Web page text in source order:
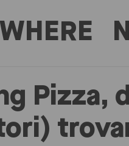
WHERE
Pizza,